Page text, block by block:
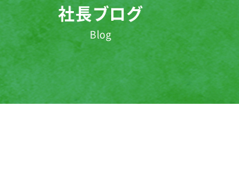
社長ブログ
Blog